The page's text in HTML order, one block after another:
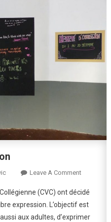
Leave A CommentOn
De
Libre
(CVC) ont décidé
expression. L’objectif est
aux adultes, d’exprimer